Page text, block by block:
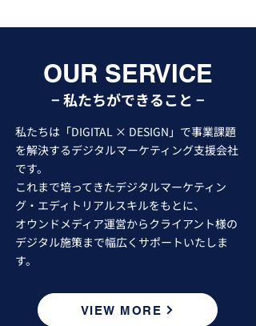
OUR SERVICE
​− 私たちができること −
私たちは「DIGITAL × DESIGN」で事業課題
を解決するデジタルマーケティング支援会社
です。
これまで培ってきたデジタルマーケティン
グ・エディトリアルスキルをもとに、
オウンドメディア運営からクライアント様の
デジタル施策まで幅広くサポートいたしま
す。
VIEW MORE